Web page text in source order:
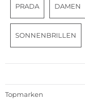
PRADA DAMEN
SONNENBRILLEN
Topmarken